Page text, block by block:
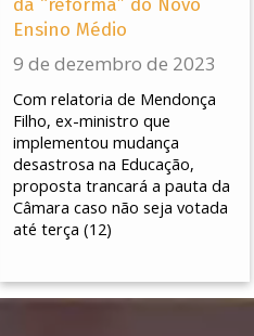
Ensino Médio
9 de dezembro de 2023
Com relatoria de Mendonça
Filho, ex-ministro que
implementou mudança
desastrosa na Educação,
proposta trancará a pauta da
Câmara caso não seja votada
até terça (12)